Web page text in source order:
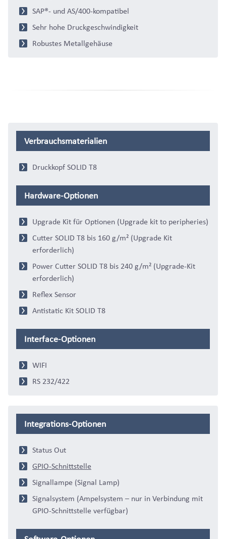
SAP®- und AS/400-kompatibel
Sehr hohe Druckgeschwindigkeit
Robustes Metallgehäuse
Verbrauchsmaterialien
Druckkopf SOLID T8
Hardware-Optionen
Upgrade Kit für Optionen (Upgrade kit to peripheries)
Cutter SOLID T8 bis 160 g/m² (Upgrade Kit
erforderlich)
Power Cutter SOLID T8 bis 240 g/m² (Upgrade-Kit
erforderlich)
Reflex Sensor
Antistatic Kit SOLID T8
Interface-Optionen
WIFI
RS 232/422
Integrations-Optionen
Status Out
GPIO-Schnittstelle
Signallampe (Signal Lamp)
Signalsystem (Ampelsystem – nur in Verbindung mit
GPIO-Schnittstelle verfügbar)